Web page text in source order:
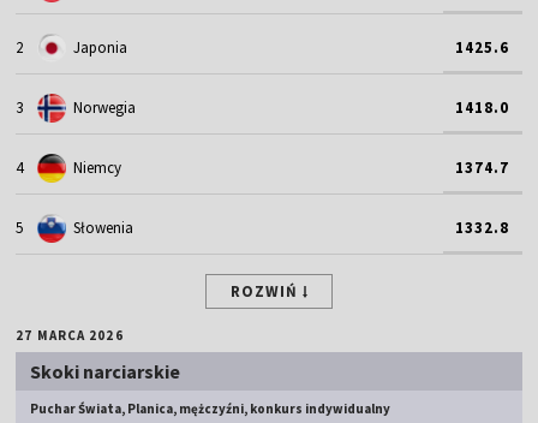
2 Japonia 1425.6
3 Norwegia 1418.0
4 Niemcy 1374.7
5 Słowenia 1332.8
ROZWIŃ
27 MARCA 2026
Skoki narciarskie
Puchar Świata, Planica, mężczyźni, konkurs indywidualny